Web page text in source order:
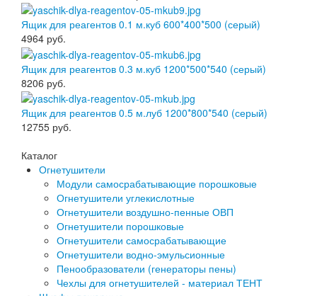
Ящик для реагентов 0.1 м.куб 600*400*500 (серый)
4964 руб.
Ящик для реагентов 0.3 м.куб 1200*500*540 (серый)
8206 руб.
Ящик для реагентов 0.5 м.луб 1200*800*540 (серый)
12755 руб.
Каталог
Огнетушители
Модули самосрабатывающие порошковые
Огнетушители углекислотные
Огнетушители воздушно-пенные ОВП
Огнетушители порошковые
Огнетушители самосрабатывающие
Огнетушители водно-эмульсионные
Пенообразователи (генераторы пены)
Чехлы для огнетушителей - материал ТЕНТ